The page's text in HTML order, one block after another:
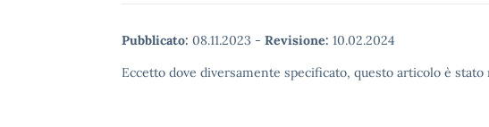
Pubblicato: 08.11.2023 - Revisione: 10.02.2024
Eccetto dove diversamente specificato, questo articolo è